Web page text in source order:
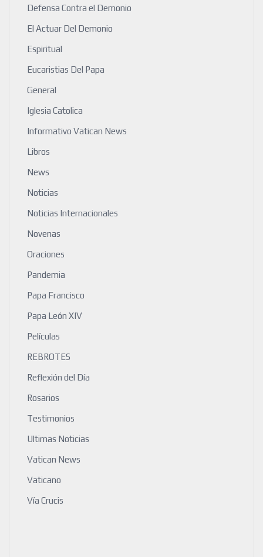
Defensa Contra el Demonio
El Actuar Del Demonio
Espiritual
Eucaristias Del Papa
General
Iglesia Catolica
Informativo Vatican News
Libros
News
Noticias
Noticias Internacionales
Novenas
Oraciones
Pandemia
Papa Francisco
Papa León XIV
Películas
REBROTES
Reflexión del Día
Rosarios
Testimonios
Ultimas Noticias
Vatican News
Vaticano
Vía Crucis